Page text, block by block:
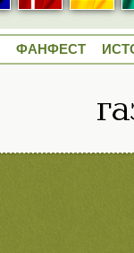
ФАНФЕСТ